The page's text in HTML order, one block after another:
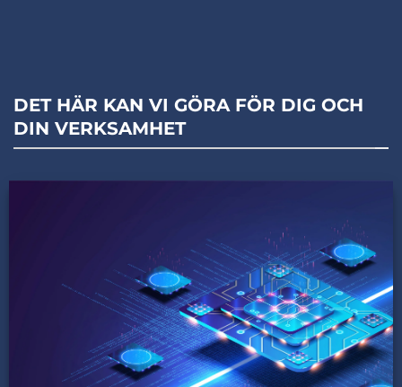
DET HÄR KAN VI GÖRA FÖR DIG OCH
DIN VERKSAMHET